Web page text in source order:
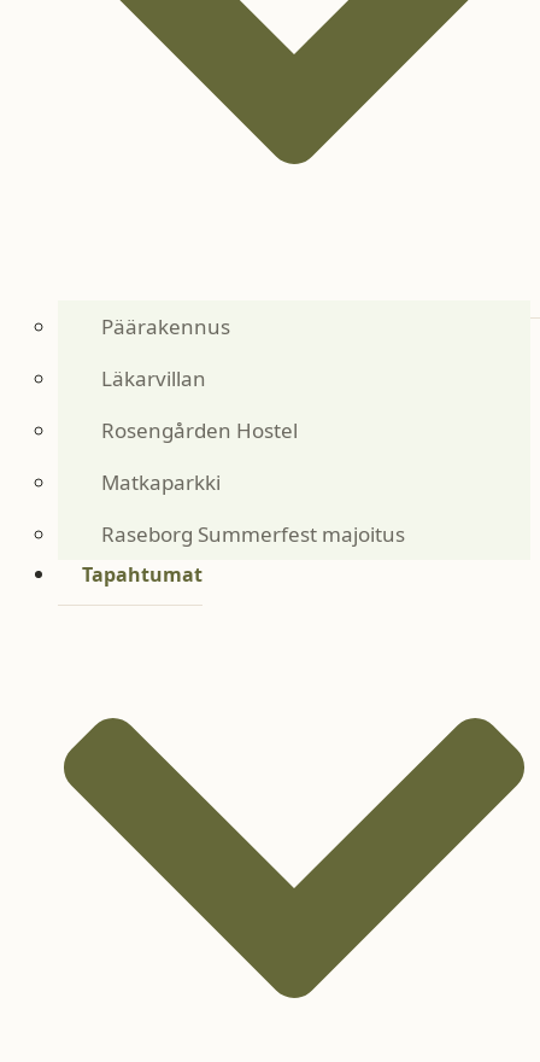
Päärakennus
Läkarvillan
Rosengården Hostel
Matkaparkki
Raseborg Summerfest majoitus
Tapahtumat